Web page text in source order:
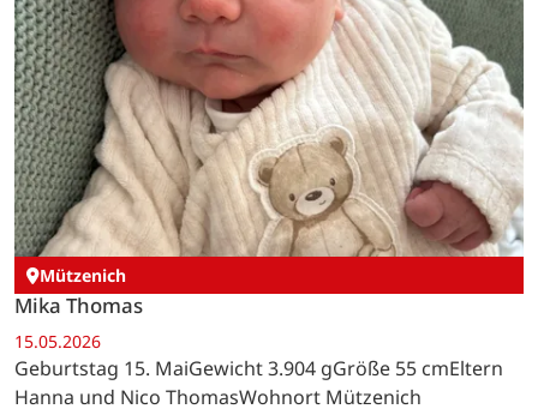
Mützenich
Mika Thomas
15.05.2026
Geburtstag 15. MaiGewicht 3.904 gGröße 55 cmEltern
Hanna und Nico ThomasWohnort Mützenich